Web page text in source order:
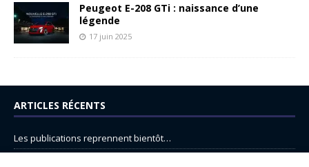
Peugeot E-208 GTi : naissance d’une
légende
17 juin 2025
ARTICLES RÉCENTS
Les publications reprennent bientôt…